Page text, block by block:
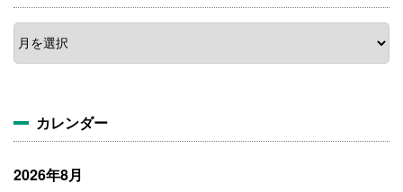
ア
ー
カ
カレンダー
2026年8月